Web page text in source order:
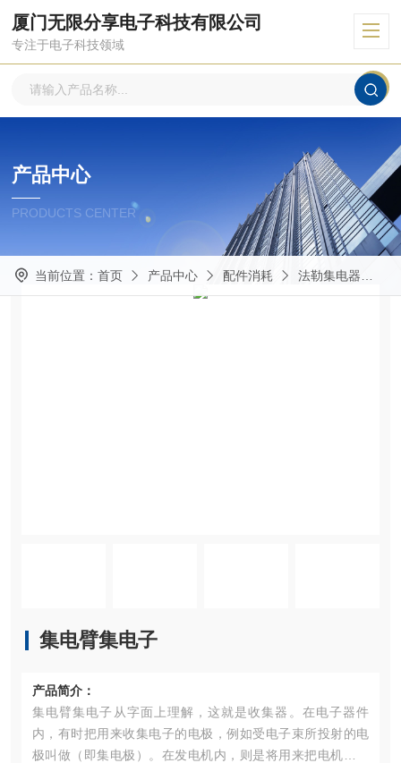
厦门无限分享电子科技有限公司
专注于电子科技领域
产品中心
PRODUCTS CENTER
当前位置： 首页 产品中心 配件消耗 法勒集电器
集电臂集电子
产品简介：
集电臂集电子从字面上理解，这就是收集器。在电子器件
内，有时把用来收集电子的电极，例如受电子束所投射的电
极叫做（即集电极）。在发电机内，则是将用来把电机内所